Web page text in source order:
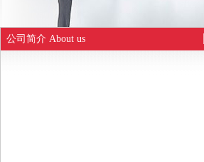
公司简介 About us